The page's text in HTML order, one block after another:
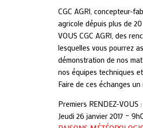
CGC AGRI, concepteur-
agricole dépuis plus de
VOUS CGC AGRI, des
lesquelles vous pourrez
démonstration de nos
nos équipes techniques
Faire de ces échanges
Premiers RENDEZ-VOUS :
Jeudi 26 janvier 2017 –